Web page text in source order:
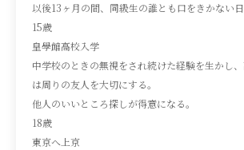
以後13ヶ月の間、同級生の誰とも口をきかない日
15歳
皇學館高校入学
中学校のときの無視をされ続けた経験を生かし
は周りの友人を大切にする。
他人のいいところ探しが得意になる。
18歳
東京へ上京